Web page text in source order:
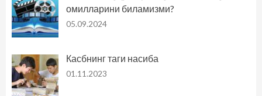
омилларини биламизми?
05.09.2024
Касбнинг таги насиба
01.11.2023